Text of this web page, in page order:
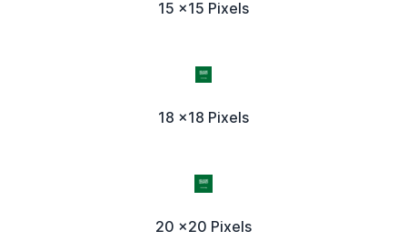
15 x15 Pixels
18 x18 Pixels
20 x20 Pixels